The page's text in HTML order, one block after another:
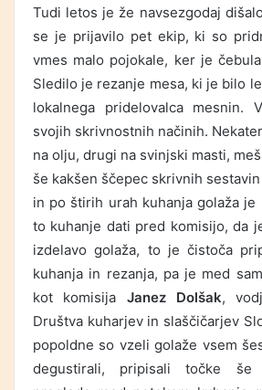
Tudi letos je že navsezgodaj
se je prijavilo pet ekip, ki so
vmes malo pojokale, ker je
Sledilo je rezanje mesa, ki je bilo
lokalnega pridelovalca mesnin.
svojih skrivnostnih načinih.
na olju, drugi na svinjski masti,
še kakšen ščepec skrivnih
in po štirih urah kuhanja golaža
to kuhanje dati pred komisijo, da
izdelavo golaža, to je čistoča
kuhanja in rezanja, pa je med
kot komisija Janez Dolšak,
Društva kuharjev in slaščičarjev
popoldne so vzeli golaže vsem
degustirali, pripisali točke še